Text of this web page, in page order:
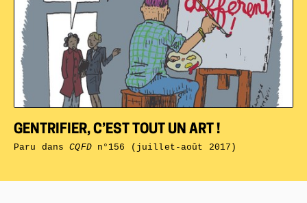
GENTRIFIER, C’EST TOUT UN ART !
Paru dansCQFDn°156 (juillet-août 2017)